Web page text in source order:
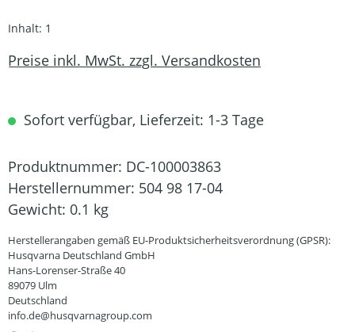
Inhalt: 1
Preise inkl. MwSt. zzgl. Versandkosten
Sofort verfügbar, Lieferzeit: 1-3 Tage
Produktnummer: DC-100003863
Herstellernummer: 504 98 17-04
Gewicht: 0.1 kg
Herstellerangaben gemäß EU-Produktsicherheitsverordnung (GPSR):
Husqvarna Deutschland GmbH
Hans-Lorenser-Straße 40
89079 Ulm
Deutschland
info.de@husqvarnagroup.com